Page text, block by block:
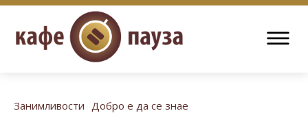
Занимливости Добро е да се знае